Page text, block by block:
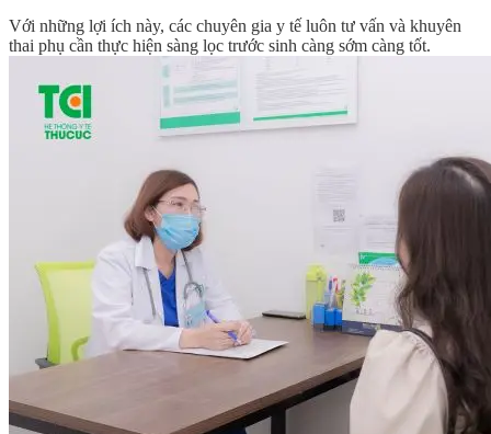
Với những lợi ích này, các chuyên gia y tế luôn tư vấn và khuyên
thai phụ cần thực hiện sàng lọc trước sinh càng sớm càng tốt.